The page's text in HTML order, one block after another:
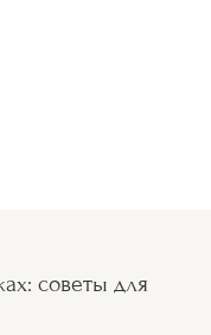
советы для